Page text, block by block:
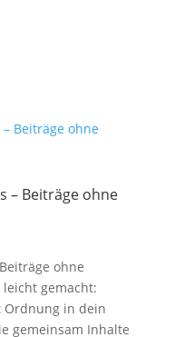
– Beiträge ohne
ohne
gemacht:
Ordnung in dein
gemeinsam Inhalte